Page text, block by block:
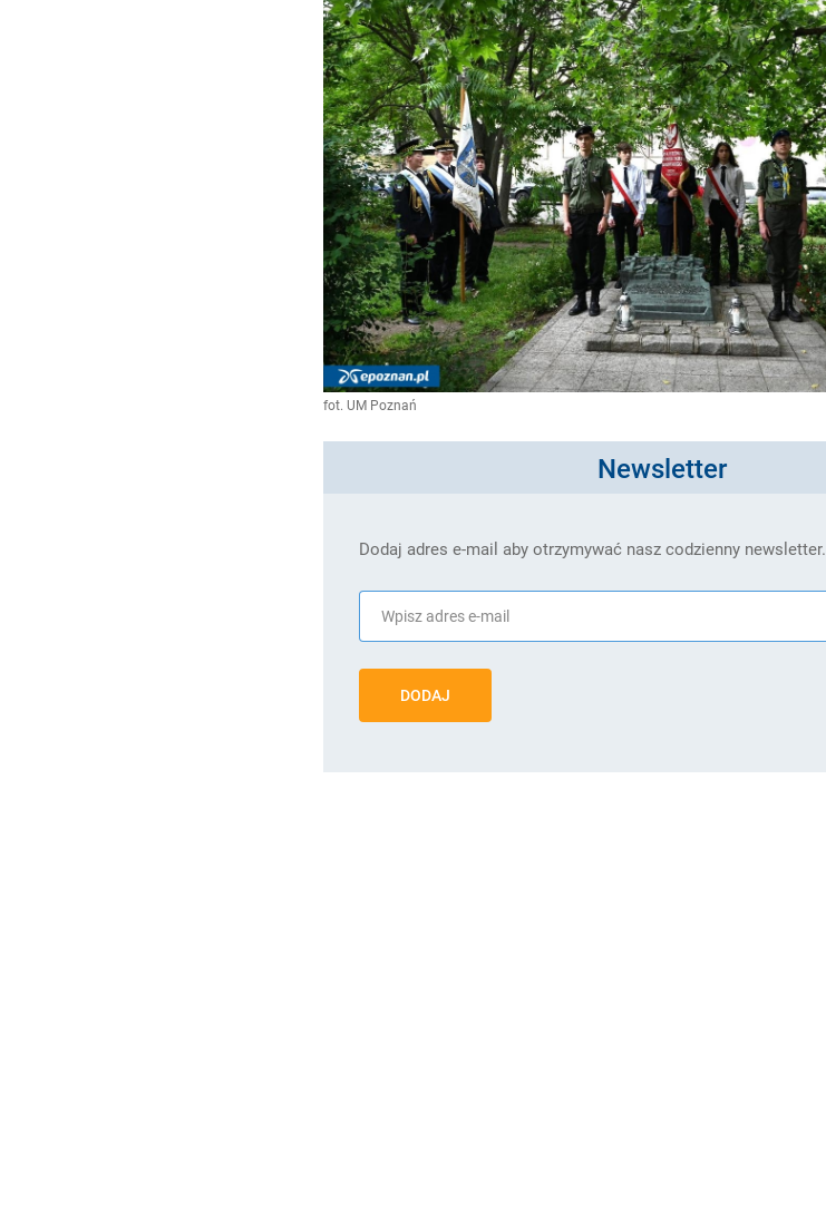
fot. UM Poznań
Newsletter
Dodaj adres e-mail aby otrzymywać nasz codzienny newsletter.
DODAJ